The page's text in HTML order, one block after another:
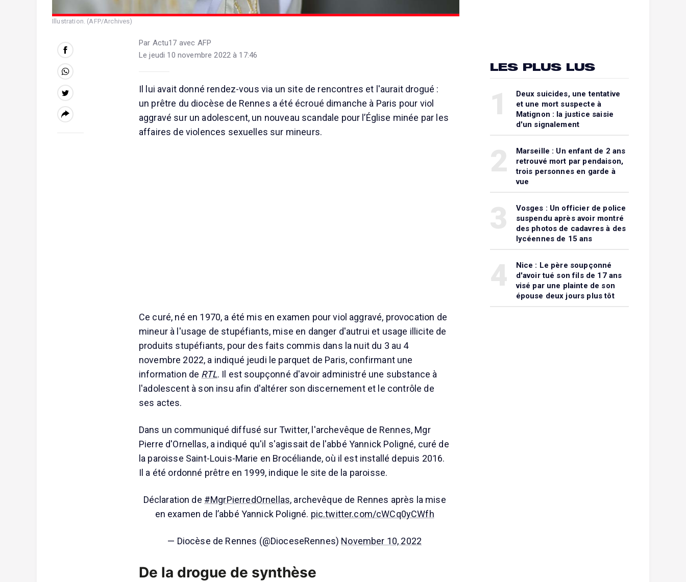
Illustration. (AFP/Archives)
Par Actu17 avec AFP
Le jeudi 10 novembre 2022 à 17:46
Il lui avait donné rendez-vous via un site de rencontres et l'aurait drogué :
un prêtre du diocèse de Rennes a été écroué dimanche à Paris pour viol
aggravé sur un adolescent, un nouveau scandale pour l’Église minée par les
affaires de violences sexuelles sur mineurs.
Ce curé, né en 1970, a été mis en examen pour viol aggravé, provocation de
mineur à l'usage de stupéfiants, mise en danger d'autrui et usage illicite de
produits stupéfiants, pour des faits commis dans la nuit du 3 au 4
novembre 2022, a indiqué jeudi le parquet de Paris, confirmant une
information de RTL. Il est soupçonné d'avoir administré une substance à
l'adolescent à son insu afin d'altérer son discernement et le contrôle de
ses actes.
Dans un communiqué diffusé sur Twitter, l'archevêque de Rennes, Mgr
Pierre d'Ornellas, a indiqué qu'il s'agissait de l'abbé Yannick Poligné, curé de
la paroisse Saint-Louis-Marie en Brocéliande, où il est installé depuis 2016.
Il a été ordonné prêtre en 1999, indique le site de la paroisse.
Déclaration de #MgrPierredOrnellas, archevêque de Rennes après la mise
en examen de l’abbé Yannick Poligné. pic.twitter.com/cWCq0yCWfh
— Diocèse de Rennes (@DioceseRennes) November 10, 2022
De la drogue de synthèse
LES PLUS LUS
Deux suicides, une tentative
et une mort suspecte à
Matignon : la justice saisie
d'un signalement
Marseille : Un enfant de 2 ans
retrouvé mort par pendaison,
trois personnes en garde à
vue
Vosges : Un officier de police
suspendu après avoir montré
des photos de cadavres à des
lycéennes de 15 ans
Nice : Le père soupçonné
d'avoir tué son fils de 17 ans
visé par une plainte de son
épouse deux jours plus tôt